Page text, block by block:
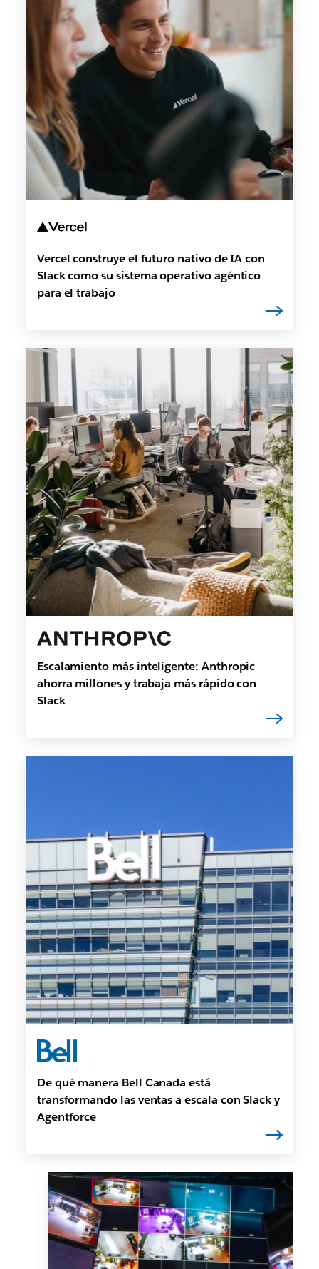
Vercel construye el futuro nativo de IA con
Slack como su sistema operativo agéntico
para el trabajo
Escalamiento más inteligente: Anthropic
ahorra millones y trabaja más rápido con
Slack
De qué manera Bell Canada está
transformando las ventas a escala con Slack y
Agentforce